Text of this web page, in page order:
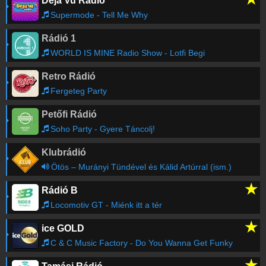
Nagykanizsa-95.6 FM
Nagykőrös-93.6 FM
Nyíregyháza-91.1
Paks-107.5 FM
Pécs-90.6 FM
Salgótarján
Siófok-92.6
FM
Solt-94.1 FM
Sopron
94.1 FM
Szeged-87.9 FM
Székesfehérvár-99.8
Szekszárd-91.1 FM
Szolnok-90.4 FM
Szombathely-97.7
Tatabánya-102.5 FM
Tiszafüred-88.7 FM
Veszprém-90.6 FM
Villány- 100.9 FM
Zalaegerszeg
- 95.8 FM
19:52 FAST BOY / Moby / Sophie And The Giants
Last Summer
19:49 Taylor Swift
Régebbi számok lekérése
Supermode - Tell Me Why
Rádió 1
WORLD IS MINE Radio Show - Lotfi Begi
Retro Rádió
Fergeteg Party
Petőfi Rádió
Soho Party - Gyere Táncolj!
Klubrádió
Ötös – Murányi Tündével és Kálid Artúrral (ism.)
Rádió B ★
Locomotiv GT - Miénk itt a tér
ice GOLD ★
C & C Music Factory - Do You Wanna Get Funky